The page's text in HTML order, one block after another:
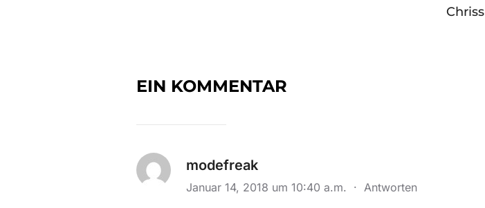
Chriss
EIN KOMMENTAR
modefreak
Januar 14, 2018 um 10:40 a.m. · Antworten